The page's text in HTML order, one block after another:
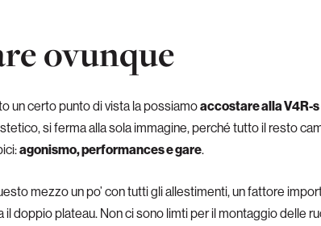
ovunque
un certo punto di vista la possiamoaccostare alla V4R-
si ferma alla sola immagine, perché tutto il resto
agonismo, performances e gare.
mezzo un po’ con tutti gli allestimenti, un fattore
il doppio plateau. Non ci sono limti per il montaggio delle